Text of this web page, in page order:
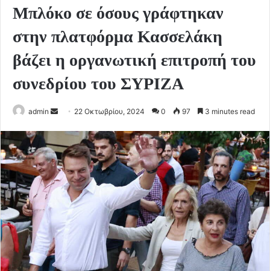
Μπλόκο σε όσους γράφτηκαν
στην πλατφόρμα Κασσελάκη
βάζει η οργανωτική επιτροπή του
συνεδρίου του ΣΥΡΙΖΑ
admin
Send 22 Οκτωβρίου, 2024 0 97 3 minutes read